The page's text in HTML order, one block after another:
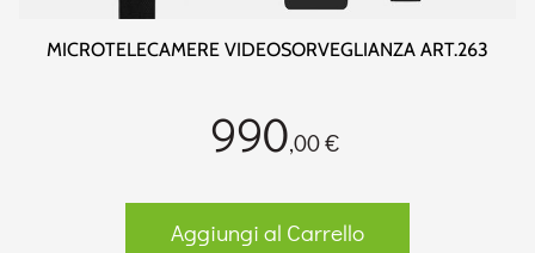
MICROTELECAMERE VIDEOSORVEGLIANZA ART.263
990,00 €
Aggiungi al Carrello